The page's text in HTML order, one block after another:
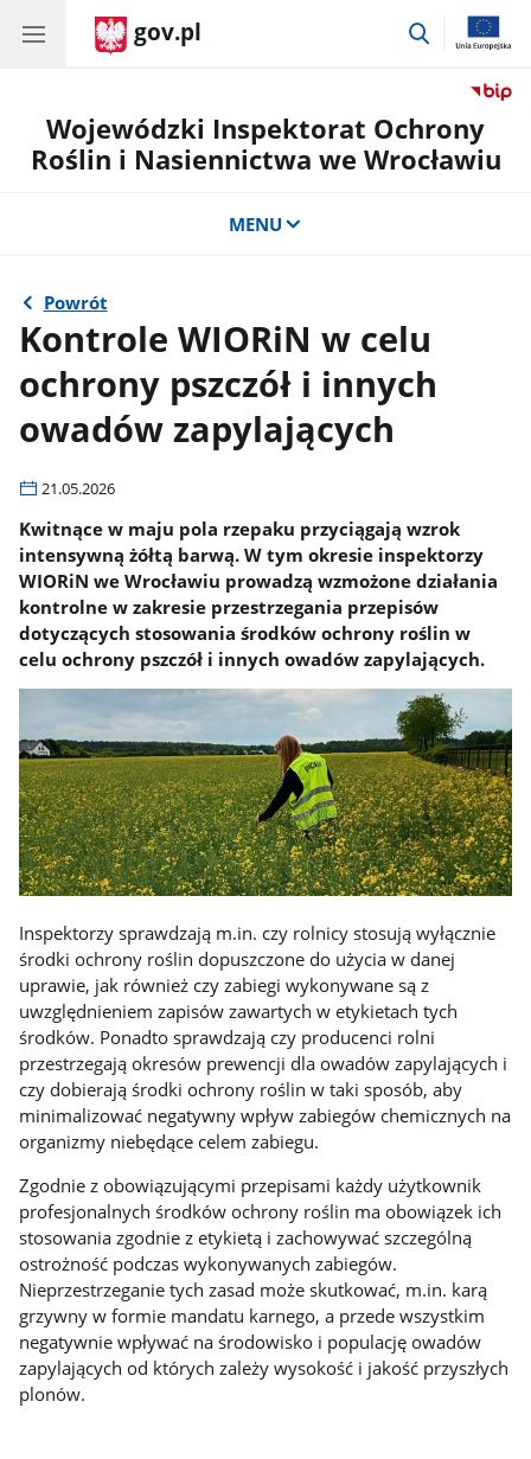
gov.pl
przejdź
Wojewódzki Inspektorat Ochrony
Roślin i Nasiennictwa we Wrocławiu
MENU
Powrót
Kontrole WIORiN w celu
ochrony pszczół i innych
owadów zapylających
21.05.2026
Kwitnące w maju pola rzepaku przyciągają wzrok
intensywną żółtą barwą. W tym okresie inspektorzy
WIORiN we Wrocławiu prowadzą wzmożone działania
kontrolne w zakresie przestrzegania przepisów
dotyczących stosowania środków ochrony roślin w
celu ochrony pszczół i innych owadów zapylających.
Inspektorzy sprawdzają m.in. czy rolnicy stosują wyłącznie
środki ochrony roślin dopuszczone do użycia w danej
uprawie, jak również czy zabiegi wykonywane są z
uwzględnieniem zapisów zawartych w etykietach tych
środków. Ponadto sprawdzają czy producenci rolni
przestrzegają okresów prewencji dla owadów zapylających i
czy dobierają środki ochrony roślin w taki sposób, aby
minimalizować negatywny wpływ zabiegów chemicznych na
organizmy niebędące celem zabiegu.
Zgodnie z obowiązującymi przepisami każdy użytkownik
profesjonalnych środków ochrony roślin ma obowiązek ich
stosowania zgodnie z etykietą i zachowywać szczególną
ostrożność podczas wykonywanych zabiegów.
Nieprzestrzeganie tych zasad może skutkować, m.in. karą
grzywny w formie mandatu karnego, a przede wszystkim
negatywnie wpływać na środowisko i populację owadów
zapylających od których zależy wysokość i jakość przyszłych
plonów.